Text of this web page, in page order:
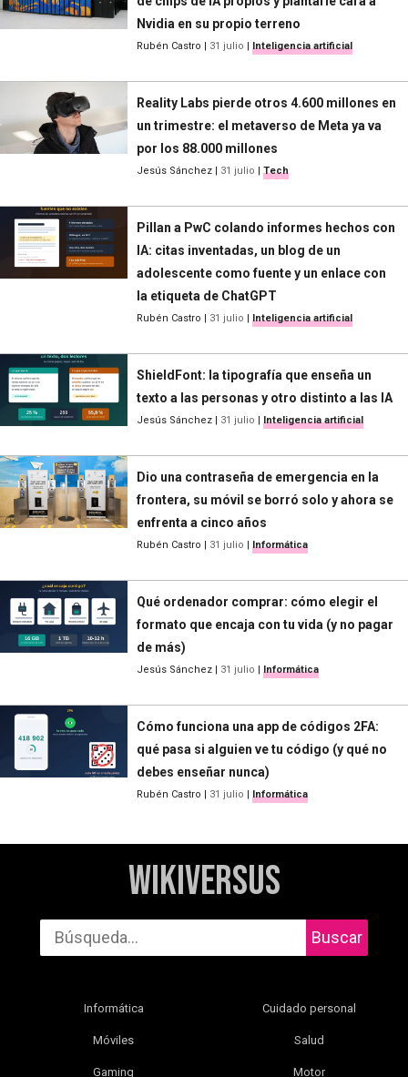
Nvidia en su propio terreno
Rubén Castro 31 julio Inteligencia artificial
Reality Labs pierde otros 4.600 millones en
un trimestre: el metaverso de Meta ya va
por los 88.000 millones
Jesús Sánchez 31 julio Tech
Pillan a PwC colando informes hechos con
IA: citas inventadas, un blog de un
adolescente como fuente y un enlace con
la etiqueta de ChatGPT
Rubén Castro 31 julio Inteligencia artificial
ShieldFont: la tipografía que enseña un
texto a las personas y otro distinto a las IA
Jesús Sánchez 31 julio Inteligencia artificial
Dio una contraseña de emergencia en la
frontera, su móvil se borró solo y ahora se
enfrenta a cinco años
Rubén Castro 31 julio Informática
Qué ordenador comprar: cómo elegir el
formato que encaja con tu vida (y no pagar
de más)
Jesús Sánchez 31 julio Informática
Cómo funciona una app de códigos 2FA:
qué pasa si alguien ve tu código (y qué no
debes enseñar nunca)
Rubén Castro 31 julio Informática
WikiVersus
Buscar
Informática
Móviles
Gaming
Cuidado personal
Salud
Motor